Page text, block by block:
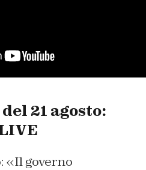
21 agosto:
«Il governo